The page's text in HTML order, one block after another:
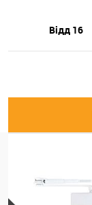
Відд 16